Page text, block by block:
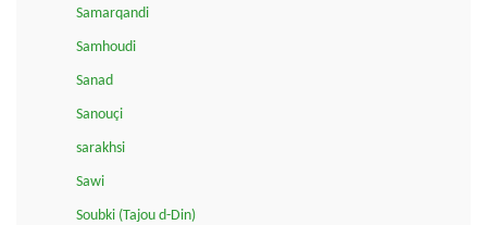
Samarqandi
Samhoudi
Sanad
Sanouçi
sarakhsi
Sawi
Soubki (Tajou d-Din)